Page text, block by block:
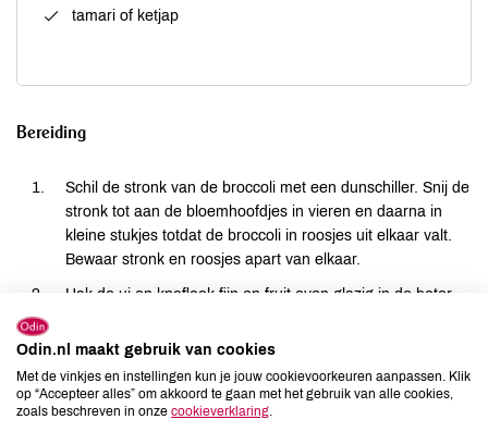
tamari of ketjap
Bereiding
Schil de stronk van de broccoli met een dunschiller. Snij de
stronk tot aan de bloemhoofdjes in vieren en daarna in
kleine stukjes totdat de broccoli in roosjes uit elkaar valt.
Bewaar stronk en roosjes apart van elkaar.
Hak de ui en knoflook fijn en fruit even glazig in de boter.
in ongeveer 15 min goed gaar.
Pureer de soep met een roerzeef of staafmixer.
Schenk de room eerst even in een soepkom en giet er een
Odin.nl maakt gebruik van cookies
Met de vinkjes en instellingen kun je jouw cookievoorkeuren aanpassen. Klik
op “Accepteer alles” om akkoord te gaan met het gebruik van alle cookies,
zoals beschreven in onze cookieverklaring